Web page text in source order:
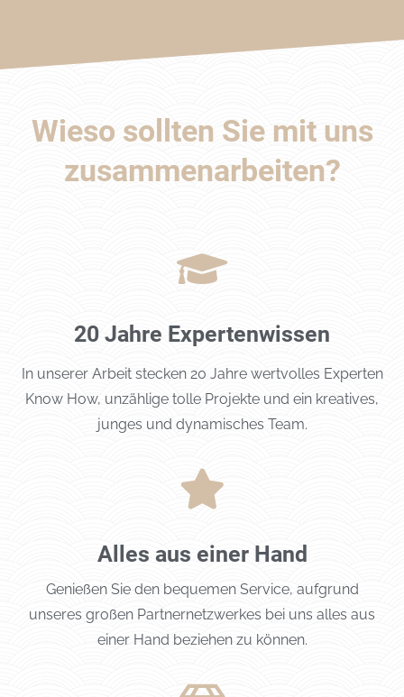
Wieso sollten Sie mit uns
zusammenarbeiten?
20 Jahre Expertenwissen
In unserer Arbeit stecken 20 Jahre wertvolles Experten
Know How, unzählige tolle Projekte und ein kreatives,
junges und dynamisches Team.
Alles aus einer Hand
Genießen Sie den bequemen Service, aufgrund
unseres großen Partnernetzwerkes bei uns alles aus
einer Hand beziehen zu können.